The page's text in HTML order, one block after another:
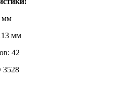
мм
мм
42
3528